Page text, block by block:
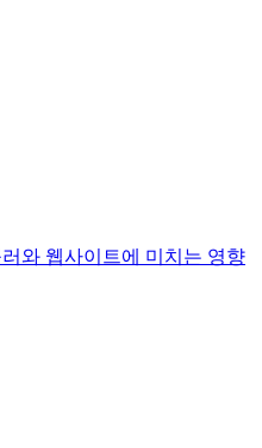
와 웹사이트에 미치는 영향